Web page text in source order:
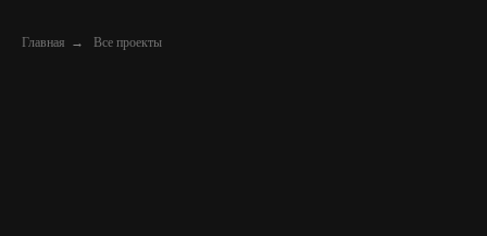
Главная → Все проекты